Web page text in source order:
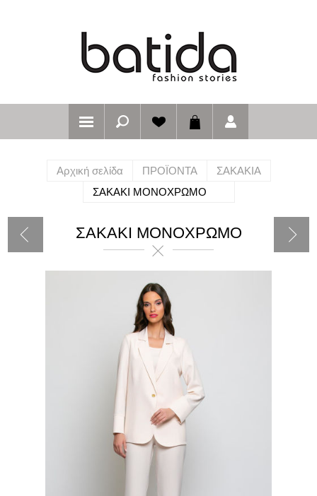
Αρχική σελίδα ΠΡΟΪΟΝΤΑ
ΣΑΚΑΚΙΑ
ΣΑΚΑΚΙ ΜΟΝΟΧΡΩΜΟ
ΣΑΚΑΚΙ ΜΟΝΟΧΡΩΜΟ